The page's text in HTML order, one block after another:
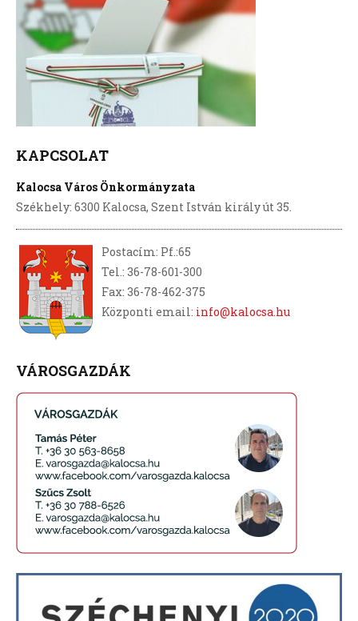
KAPCSOLAT
Kalocsa Város Önkormányzata
Székhely: 6300 Kalocsa, Szent István király út 35.
Postacím: Pf.:65
Tel.: 36-78-601-300
Fax: 36-78-462-375
Központi email: info@kalocsa.hu
VÁROSGAZDÁK